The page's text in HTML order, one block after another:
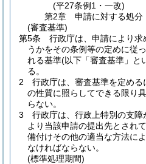
(平27条例1・一改)
第2章
申請に対する処分
(審査基準)
第5条
行政庁は、申請により
うかをその条例等の定めに従
れる基準(以下「審査基準」と
る。
2
行政庁は、審査基準を定め
の性質に照らしてできる限り
らない。
3
行政庁は、行政上特別の支
より当該申請の提出先とされ
備付けその他の適当な方法に
なければならない。
(標準処理期間)